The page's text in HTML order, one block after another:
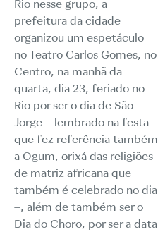
Rio nesse grupo, a
prefeitura da cidade
organizou um espetáculo
no Teatro Carlos Gomes, no
Centro, na manhã da
quarta, dia 23, feriado no
Rio por ser o dia de São
Jorge – lembrado na festa
que fez referência também
a Ogum, orixá das religiões
de matriz africana que
também é celebrado no dia
–, além de também ser o
Dia do Choro, por ser a data